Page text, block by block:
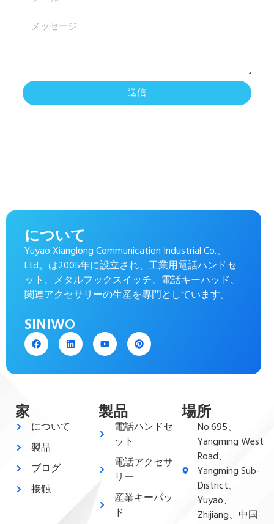
送信
について
Yuyao Xianglong Communication Industrial Co.、
Ltd。は2005年に設立され、工業用電話ハンドセ
ット、メタルフックスイッチ、電話キーパッド、
関連アクセサリーの生産を専門としています。
SINIWO
家
について
製品
ブログ
接触
製品
電話ハンドセ
ット
電話アクセサ
リー
産業キーパッ
ド
場所
No.695、
Yangming West
Road、
Yangming Sub-
District、
Yuyao、
Zhijiang、中国